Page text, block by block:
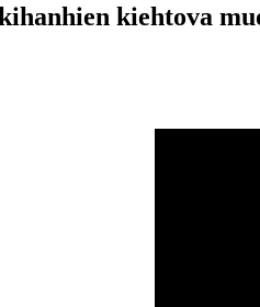
kiehtova